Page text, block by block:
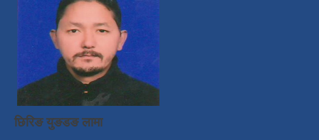
छिरिङ युङडङ लामा